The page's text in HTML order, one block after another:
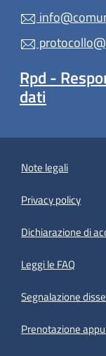
Rpd -
dati
Note legali
Privacy policy
Dichiarazione di
Leggi le FAQ
Segnalazione
Prenotazione